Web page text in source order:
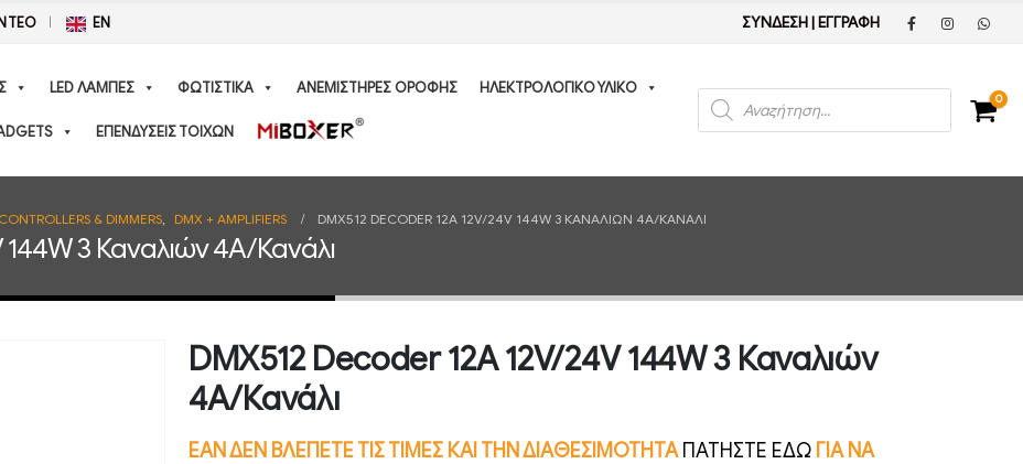
EN ΣΥΝΔΕΣΗ| ΕΓΓΡΑΦΗ
LED ΛΑΜΠΕΣ ΦΩΤΙΣΤΙΚΑ ΑΝΕΜΙΣΤΗΡΕΣ ΟΡΟΦΗΣ ΗΛΕΚΤΡΟΛΟΓΙΚΟ ΥΛΙΚΟ
ΕΠΕΝΔΥΣΕΙΣ ΤΟΙΧΩΝ
Products
search
0
CONTROLLERS & DIMMERS, DMX + AMPLIFIERS DMX512 DECODER 12A 12V/24V 144W 3 ΚΑΝΑΛΙΏΝ 4A/ΚΑΝΆΛΙ
144W 3 Καναλιών 4A/Κανάλι
DMX512 Decoder 12A 12V/24V 144W 3 Καναλιών
4A/Κανάλι
ΕΑΝ ΔΕΝ ΒΛΕΠΕΤΕ ΤΙΣ ΤΙΜΕΣ ΚΑΙ ΤΗΝ ΔΙΑΘΕΣΙΜΟΤΗΤΑΠΑΤΗΣΤΕ ΕΔΩ ΓΙΑ ΝΑ